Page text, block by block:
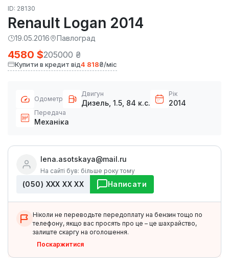
ID: 28130
Renault Logan 2014
19.05.2016 Павлоград
4580 $205000 ₴
Купити в кредит від4 818₴/міс
Одометр
Двигун
Дизель, 1.5, 84 к.с.
Рік
2014
Передача
Механіка
lena.asotskaya@mail.ru
На сайті був: більше року тому
(050) ХХХ ХХ ХХ Написати
Ніколи не переводьте передоплату на бензин тощо по
телефону, якщо вас просять про це – це шахрайство,
залиште скаргу на оголошення.
Поскаржитися